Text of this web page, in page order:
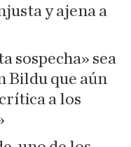
y ajena a
sospecha» sea
Bildu que aún
a los